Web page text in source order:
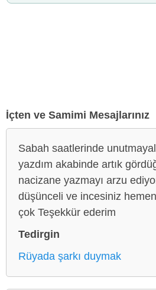
İçten ve Samimi Mesajlarınız
Sabah saatlerinde
yazdım akabinde artık
nacizane yazmayı arzu
düşünceli ve incesiniz
çok Teşekkür ederim
Tedirgin
Rüyada şarkı duymak